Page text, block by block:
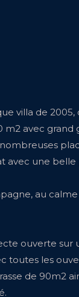
villa de 2005,
m2 avec grand
une belle
au
ouverte sur
toutes les
de 90m2